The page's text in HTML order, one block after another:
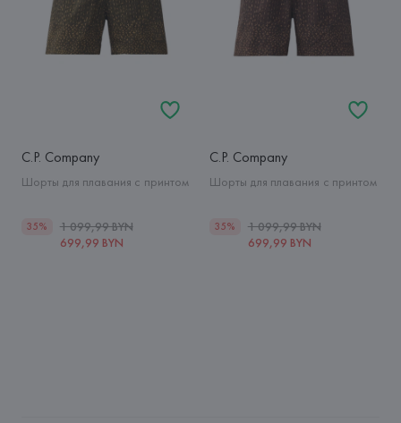
C.P. Company
Шорты для плавания с принтом
35%
1 099,99 BYN
699,99 BYN
C.P. Company
Шорты для плавания с принтом
35%
1 099,99 BYN
699,99 BYN